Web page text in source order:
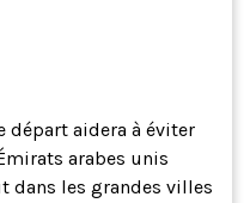
départ aidera à éviter
arabes unis
dans les grandes villes